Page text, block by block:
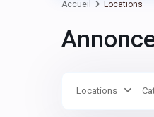
Accueil Locations
Locations
Victor